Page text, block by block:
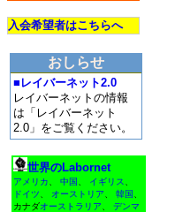
入会希望者はこちらへ
おしらせ
■レイバーネット2.0
レイバーネットの情報
は「レイバーネット
2.0」をご覧ください。
世界のLabornet
アメリカ 中国 イギリス
ドイツ
オーストリア 韓国
カナダオーストラリア
デンマ